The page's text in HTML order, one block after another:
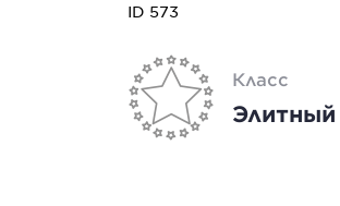
ID 573
Класс
Элитный